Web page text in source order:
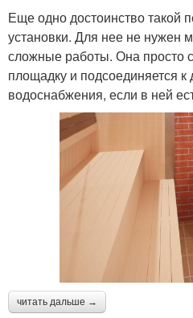
Еще одно достоинство такой
установки. Для нее не нужен
сложные работы. Она просто
площадку и подсоединяется
водоснабжения, если в ней
читать дальше →